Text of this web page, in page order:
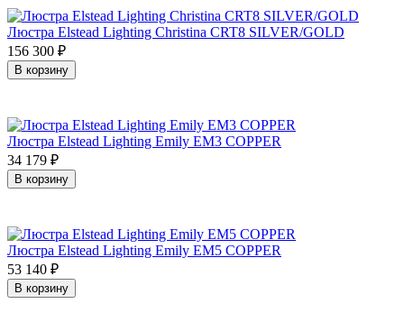
Люстра Elstead Lighting Christina CRT8 SILVER/GOLD
156 300 ₽
В корзину
Люстра Elstead Lighting Emily EM3 COPPER
34 179 ₽
В корзину
Люстра Elstead Lighting Emily EM5 COPPER
53 140 ₽
В корзину